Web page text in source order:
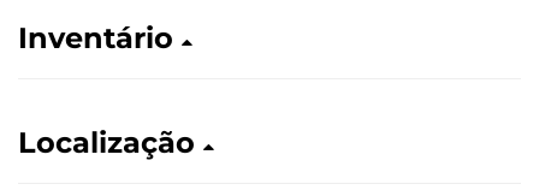
Inventário
Localização